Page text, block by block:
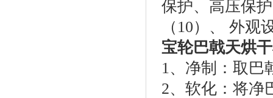
保护、高压保
（10）、 外
宝轮巴戟天烘
1、净制：取巴
2、软化：将净